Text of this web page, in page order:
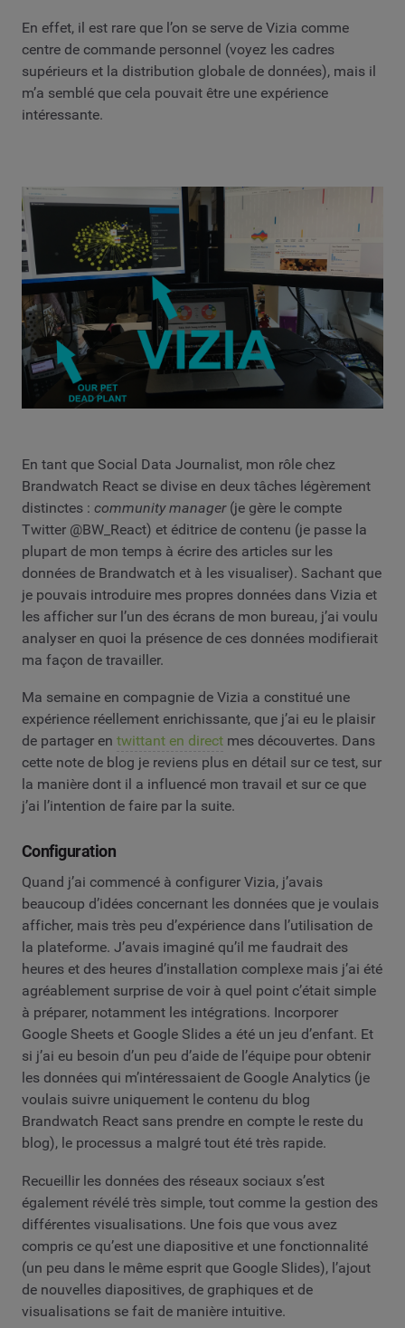
En effet, il est rare que l’on se serve de Vizia comme
centre de commande personnel (voyez les cadres
supérieurs et la distribution globale de données), mais il
m’a semblé que cela pouvait être une expérience
intéressante.
En tant que Social Data Journalist, mon rôle chez
Brandwatch React se divise en deux tâches légèrement
distinctes : community manager(je gère le compte
Twitter @BW_React) et éditrice de contenu (je passe la
plupart de mon temps à écrire des articles sur les
données de Brandwatch et à les visualiser). Sachant que
je pouvais introduire mes propres données dans Vizia et
les afficher sur l’un des écrans de mon bureau, j’ai voulu
analyser en quoi la présence de ces données modifierait
ma façon de travailler.
Ma semaine en compagnie de Vizia a constitué une
expérience réellement enrichissante, que j’ai eu le plaisir
de partager en twittant en direct mes découvertes. Dans
cette note de blog je reviens plus en détail sur ce test, sur
la manière dont il a influencé mon travail et sur ce que
j’ai l’intention de faire par la suite.
Configuration
Quand j’ai commencé à configurer Vizia, j’avais
beaucoup d’idées concernant les données que je voulais
afficher, mais très peu d’expérience dans l’utilisation de
la plateforme. J’avais imaginé qu’il me faudrait des
heures et des heures d’installation complexe mais j’ai été
agréablement surprise de voir à quel point c’était simple
à préparer, notamment les intégrations. Incorporer
Google Sheets et Google Slides a été un jeu d’enfant. Et
si j’ai eu besoin d’un peu d’aide de l’équipe pour obtenir
les données qui m’intéressaient de Google Analytics (je
voulais suivre uniquement le contenu du blog
Brandwatch React sans prendre en compte le reste du
blog), le processus a malgré tout été très rapide.
Recueillir les données des réseaux sociaux s’est
également révélé très simple, tout comme la gestion des
différentes visualisations. Une fois que vous avez
compris ce qu’est une diapositive et une fonctionnalité
(un peu dans le même esprit que Google Slides), l’ajout
de nouvelles diapositives, de graphiques et de
visualisations se fait de manière intuitive.